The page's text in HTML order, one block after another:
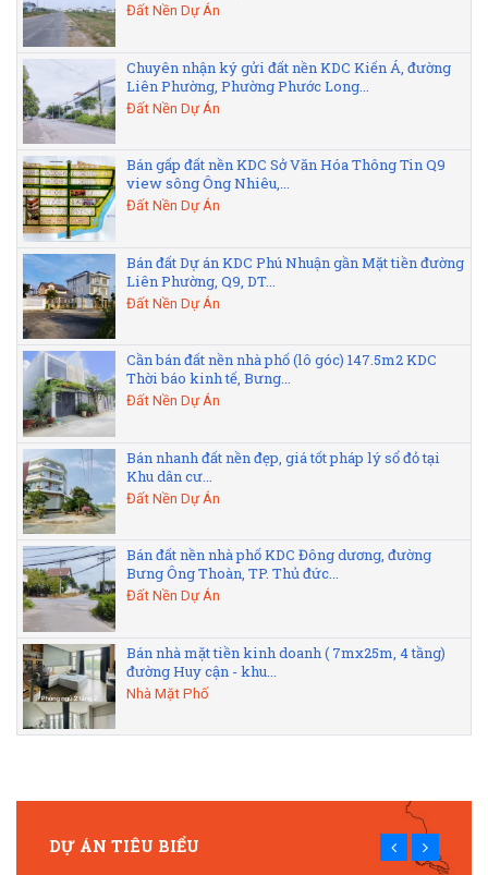
Đất Nền Dự Án
Chuyên nhận ký gửi đất nền KDC Kiến Á, đường
Liên Phường, Phường Phước Long...
Đất Nền Dự Án
Bán gấp đất nền KDC Sở Văn Hóa Thông Tin Q9
view sông Ông Nhiêu,...
Đất Nền Dự Án
Bán đất Dự án KDC Phú Nhuận gần Mặt tiền đường
Liên Phường, Q9, DT...
Đất Nền Dự Án
Cần bán đất nền nhà phố (lô góc) 147.5m2 KDC
Thời báo kinh tế, Bưng...
Đất Nền Dự Án
Bán nhanh đất nền đẹp, giá tốt pháp lý sổ đỏ tại
Khu dân cư...
Đất Nền Dự Án
Bán đất nền nhà phố KDC Đông dương, đường
Bưng Ông Thoàn, TP. Thủ đức...
Đất Nền Dự Án
Bán nhà mặt tiền kinh doanh ( 7mx25m, 4 tầng)
đường Huy cận - khu...
Nhà Mặt Phố
DỰ ÁN TIÊU BIỂU